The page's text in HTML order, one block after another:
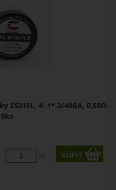
SS316L, 4-.1*.3/40GA, 0,50Ω,
ks